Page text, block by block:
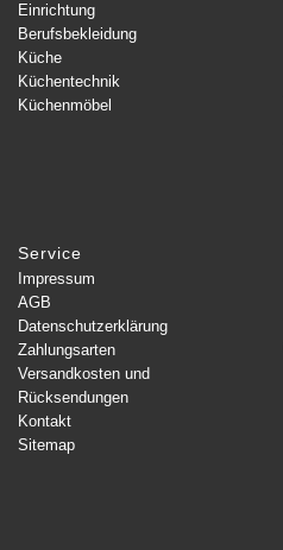
Einrichtung
Berufsbekleidung
Küche
Küchentechnik
Küchenmöbel
Service
Impressum
AGB
Datenschutzerklärung
Zahlungsarten
Versandkosten und
Rücksendungen
Kontakt
Sitemap